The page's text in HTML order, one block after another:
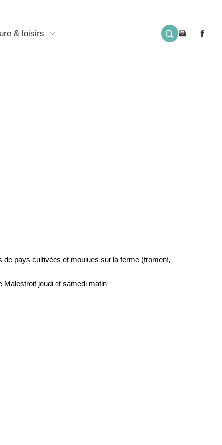
& loisirs
pays cultivées et moulues sur la ferme (froment,
Malestroit jeudi et samedi matin